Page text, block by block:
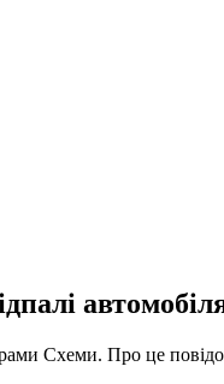
Схеми. Про це